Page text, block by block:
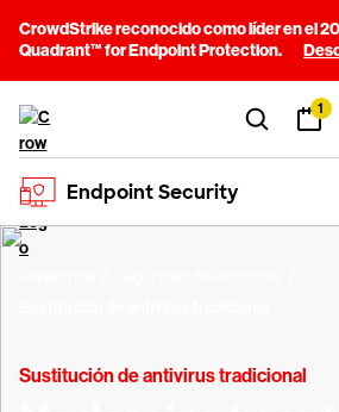
CrowdStrike reconocido como líder en el
Quadrant™ for Endpoint Protection.
1
Endpoint Security
Sustitución de antivirus tradicional